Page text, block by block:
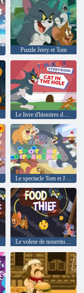
Puzzle Jerry et Tom
Le livre d'histoires du Tom et Jerry Show Le chat dans le trou
Le spectacle Tom et Jerry Trouvez les différences
Le voleur de nourriture du spectacle Tom et Jerry